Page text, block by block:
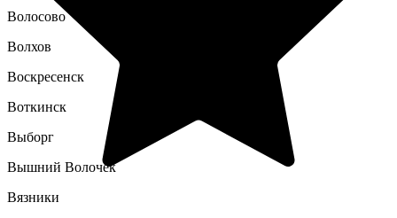
Волосово
Волхов
Воскресенск
Воткинск
Выборг
Вышний Волочек
Вязники